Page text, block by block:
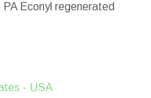
Econyl regenerated
- USA